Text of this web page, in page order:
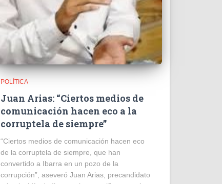
POLÍTICA
Juan Arias: “Ciertos medios de
comunicación hacen eco a la
corruptela de siempre”
“Ciertos medios de comunicación hacen eco
de la corruptela de siempre, que han
convertido a Ibarra en un pozo de la
corrupción”, aseveró Juan Arias, precandidato